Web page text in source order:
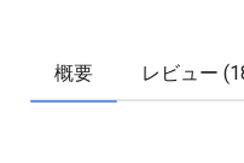
概要 レビュー